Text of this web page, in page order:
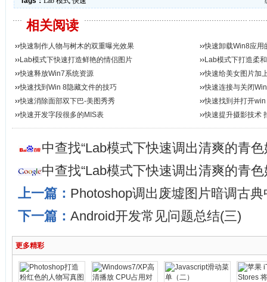
相关阅读
››快速制作人物与树木的双重曝光效果 ››快速卸载Win8应用
››Lab模式下快速打造鲜艳的情侣图片 ››Lab模式下打造柔
››快速释放Win7系统资源 ››快速给美女图片加
››快速找到Win 8隐藏文件的技巧 ››快速连接与关闭
››快速消除面部双下巴-美图秀秀 ››快速找到并打开
››快速开发字段很多的MIS表 ››快速提升摄影技术
中查找“Lab模式下快速调出清爽的青
中查找“Lab模式下快速调出清爽的青
上一篇： Photoshop调出废墟图片暗调古
下一篇： Android开发常见问题总结(三)
更多精彩